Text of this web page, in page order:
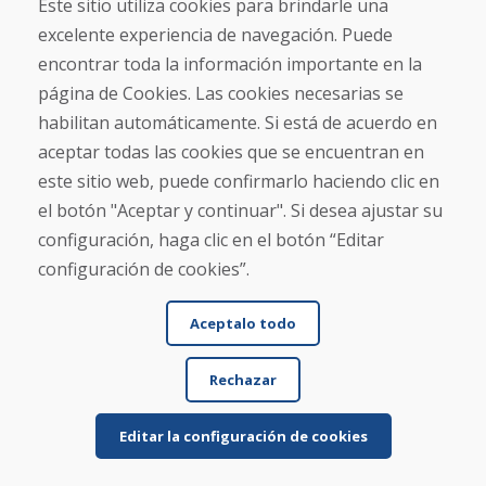
★★★ ★★
Pedimos un par de esquís usados y los recibimos
en cuatro días laborables. Los esquís son usados ...
Leer más ...
Escribe una reseña
Este sitio utiliza cookies para brindarle una
excelente experiencia de navegación. Puede
encontrar toda la información importante en la
página de Cookies. Las cookies necesarias se
habilitan automáticamente. Si está de acuerdo en
aceptar todas las cookies que se encuentran en
este sitio web, puede confirmarlo haciendo clic en
el botón "Aceptar y continuar". Si desea ajustar su
configuración, haga clic en el botón “Editar
configuración de cookies”.
Aceptalo todo
Rechazar
Editar la configuración de cookies